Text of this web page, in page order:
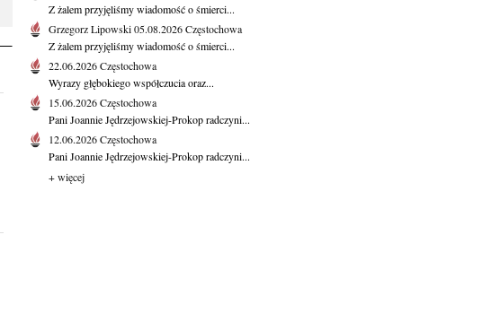
Z żalem przyjęliśmy wiadomość o śmierci...
Grzegorz Lipowski05.08.2026Częstochowa
Z żalem przyjęliśmy wiadomość o śmierci...
22.06.2026Częstochowa
Wyrazy głębokiego współczucia oraz...
15.06.2026Częstochowa
Pani Joannie Jędrzejowskiej-Prokop radczyni...
12.06.2026Częstochowa
Pani Joannie Jędrzejowskiej-Prokop radczyni...
+ więcej